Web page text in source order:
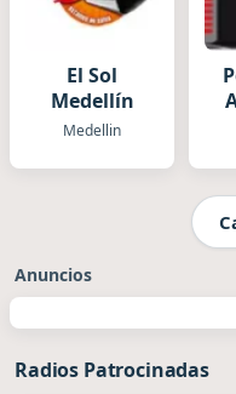
El Sol
Medellín
Medellin
Anuncios
Radios Patrocinadas